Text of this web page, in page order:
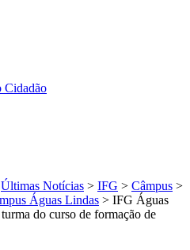
Cidadão
Últimas Notícias > IFG > Câmpus >
Águas Lindas > IFG Águas
do curso de formação de